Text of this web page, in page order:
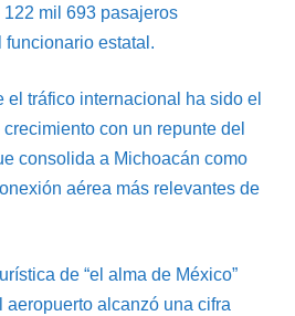
mil 693 pasajeros
funcionario estatal.
el tráfico internacional ha sido el
con un repunte del
consolida a Michoacán como
aérea más relevantes de
de “el alma de México”
aeropuerto alcanzó una cifra